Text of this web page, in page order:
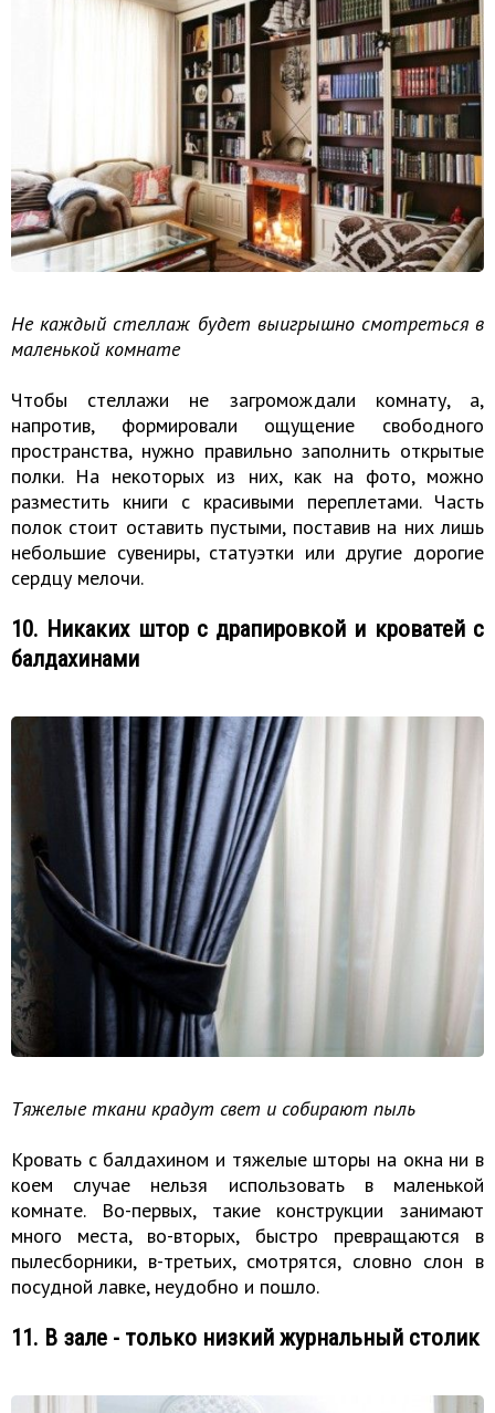
Не каждый стеллаж будет выигрышно смотреться в
маленькой комнате
Чтобы стеллажи не загромождали комнату, а,
напротив, формировали ощущение свободного
пространства, нужно правильно заполнить открытые
полки. На некоторых из них, как на фото, можно
разместить книги с красивыми переплетами. Часть
полок стоит оставить пустыми, поставив на них лишь
небольшие сувениры, статуэтки или другие дорогие
сердцу мелочи.
10. Никаких штор с драпировкой и кроватей с
балдахинами
Тяжелые ткани крадут свет и собирают пыль
Кровать с балдахином и тяжелые шторы на окна ни в
коем случае нельзя использовать в маленькой
комнате. Во-первых, такие конструкции занимают
много места, во-вторых, быстро превращаются в
пылесборники, в-третьих, смотрятся, словно слон в
посудной лавке, неудобно и пошло.
11. В зале - только низкий журнальный столик